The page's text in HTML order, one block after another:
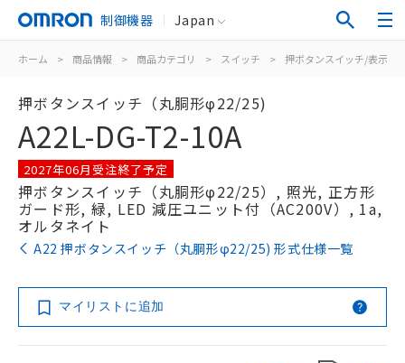
制御機器 Japan
ホーム > 商品情報 > 商品カテゴリ > スイッチ > 押ボタンスイッチ/表示灯
押ボタンスイッチ（丸胴形φ22/25)
A22L-DG-T2-10A
2027年06月受注終了予定
押ボタンスイッチ（丸胴形φ22/25）, 照光, 正方形
ガード形, 緑, LED 減圧ユニット付（AC200V）, 1a,
オルタネイト
A22 押ボタンスイッチ（丸胴形φ22/25) 形式仕様一覧
マイリストに追加